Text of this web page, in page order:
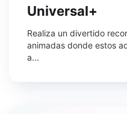
Universal+
Realiza un divertido
animadas donde estos
a...